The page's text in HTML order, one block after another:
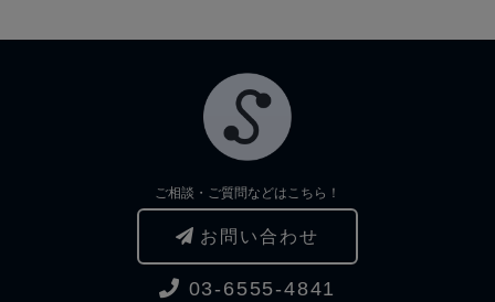
ご相談・ご質問などはこちら！
お問い合わせ
03-6555-4841